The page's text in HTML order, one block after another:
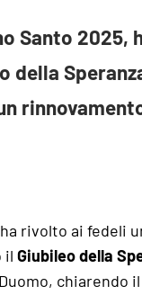
Santo
della
ha rivolto ai fedeli
ilGiubileo della
chiarendo